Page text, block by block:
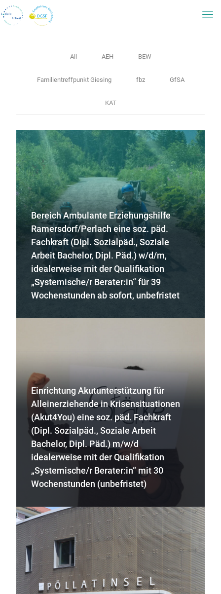
All AEH BEW
Familientreffpunkt Giesing fbz GfSA
KAT
Bereich Ambulante Erziehungshilfe
Ramersdorf/Perlach eine soz. päd.
Fachkraft (Dipl. Sozialpäd., Soziale
Arbeit Bachelor, Dipl. Päd.) w/d/m,
idealerweise mit der Qualifikation
„Systemische/r Berater:in“ für 39
Wochenstunden ab sofort, unbefristet
Einrichtung Akutunterstützung für
Alleinerziehende in Krisensituationen
(Akut4You) eine soz. päd. Fachkraft
(Dipl. Sozialpäd., Soziale Arbeit
Bachelor, Dipl. Päd.) m/w/d
idealerweise mit der Qualifikation
„Systemische/r Berater:in“ mit 30
Wochenstunden (unbefristet)